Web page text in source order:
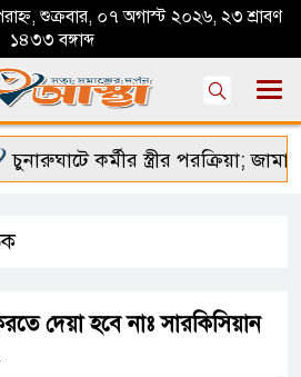
শুক্রবার, ০৭ অগাস্ট ২০২৬, ২৩ শ্রাবণ
১৪৩৩ বঙ্গাব্দ
কর্মীর স্ত্রীর পরক্রিয়া;
দেয়া হবে নাঃ সারকিসিয়ান